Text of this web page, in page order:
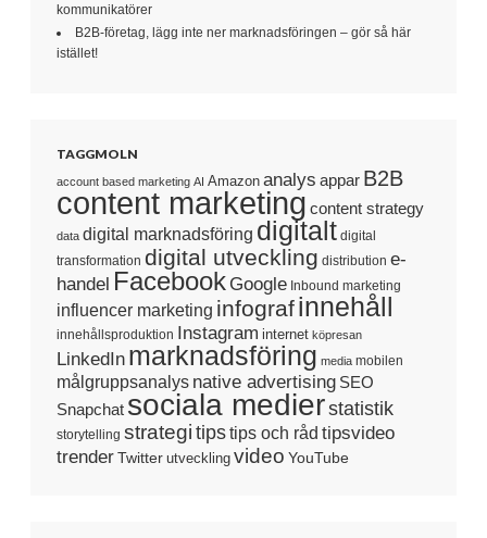
kommunikatörer
B2B-företag, lägg inte ner marknadsföringen – gör så här
istället!
TAGGMOLN
account based marketing AI Amazon analys appar B2B
content marketing content strategy
data digital marknadsföring digitalt digital
transformation digital utveckling distribution e-
handel Facebook Google Inbound marketing
influencer marketing infografinnehåll
innehållsproduktion Instagram internet köpresan
LinkedIn marknadsföring media mobilen
målgruppsanalys native advertising SEO
Snapchat sociala medierstatistik
storytelling strategi tipstips och råd tipsvideo
trenderTwitter utveckling video YouTube